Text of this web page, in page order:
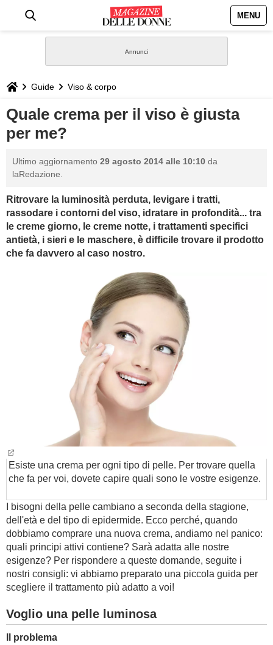
MENU
STILE
BIOGRAFIE
DEFINIZIONI
GASTRONOMIA
CAPELLI
Guide Viso & corpo
Quale crema per il viso è giusta
per me?
Ultimo aggiornamento 29 agosto 2014 alle 10:10 da
laRedazione.
Ritrovare la luminosità perduta, levigare i tratti,
rassodare i contorni del viso, idratare in profondità... tra
le creme giorno, le creme notte, i trattamenti specifici
antietà, i sieri e le maschere, è difficile trovare il prodotto
che fa davvero al caso nostro.
Esiste una crema per ogni tipo di pelle. Per trovare quella
che fa per voi, dovete capire quali sono le vostre esigenze.
I bisogni della pelle cambiano a seconda della stagione,
dell'età e del tipo di epidermide. Ecco perché, quando
dobbiamo comprare una nuova crema, andiamo nel panico:
quali principi attivi contiene? Sarà adatta alle nostre
esigenze? Per rispondere a queste domande, seguite i
nostri consigli: vi abbiamo preparato una piccola guida per
scegliere il trattamento più adatto a voi!
Voglio una pelle luminosa
Il problema